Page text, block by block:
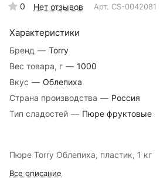
0 Нет отзывов Арт. CS-0042081
Характеристики
Бренд — Torry
Вес товара, г — 1000
Вкус — Облепиха
Страна производства — Россия
Тип сладостей — Пюре фруктовые
Пюре Torry Облепиха, пластик, 1 кг
Все описание